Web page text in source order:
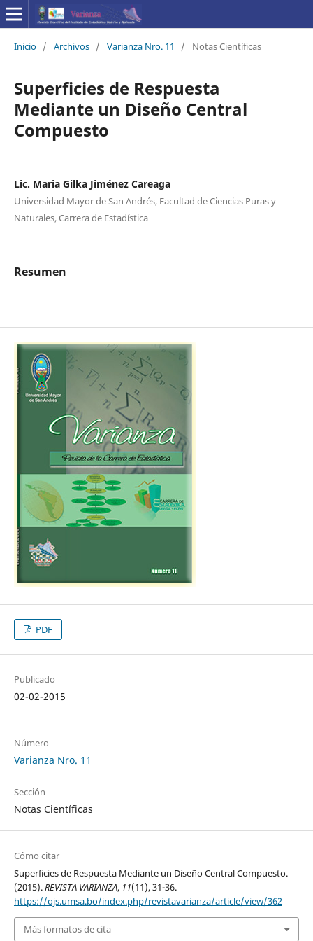
Inicio / Archivos / Varianza Nro. 11 / Notas Científicas
Superficies de Respuesta
Mediante un Diseño Central
Compuesto
Lic. Maria Gilka Jiménez Careaga
Universidad Mayor de San Andrés, Facultad de Ciencias Puras y
Naturales, Carrera de Estadística
Resumen
PDF
Publicado
02-02-2015
Número
Varianza Nro. 11
Sección
Notas Científicas
Cómo citar
Superficies de Respuesta Mediante un Diseño Central Compuesto.
(2015).REVISTA VARIANZA, 11(11), 31-36.
https://ojs.umsa.bo/index.php/revistavarianza/article/view/362
Más formatos de cita